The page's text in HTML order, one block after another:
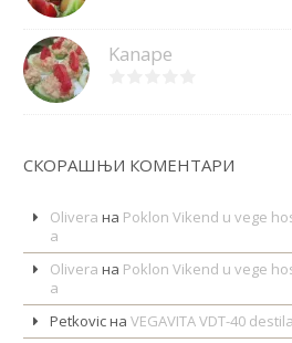
Kanape
СКОРАШЊИ КОМЕНТАРИ
Olivera на Poklon Vikend u vege
a
Olivera на Poklon Vikend u vege
a
PetkovicнаVEGAVITA VDT-40